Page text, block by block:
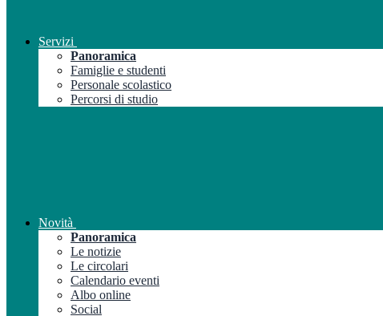
Servizi
Panoramica
Famiglie e studenti
Personale scolastico
Percorsi di studio
Novità
Panoramica
Le notizie
Le circolari
Calendario eventi
Albo online
Social